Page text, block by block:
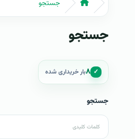
جستجو
جستجو
✓ ۸بار خریداری شده
جستجو